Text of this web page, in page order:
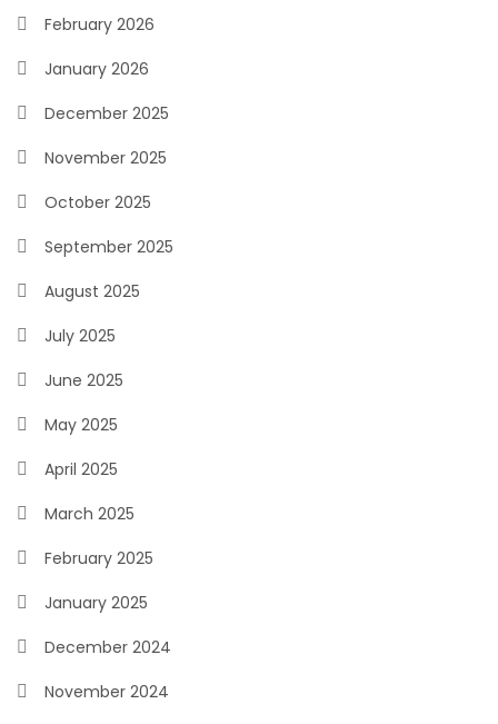
February 2026
January 2026
December 2025
November 2025
October 2025
September 2025
August 2025
July 2025
June 2025
May 2025
April 2025
March 2025
February 2025
January 2025
December 2024
November 2024